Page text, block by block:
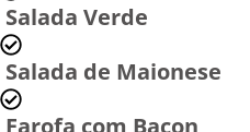
Salada Verde
Salada de Maionese
Farofa com Bacon